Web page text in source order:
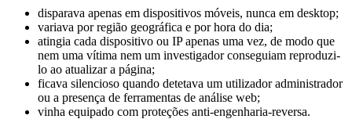
disparava apenas em dispositivos móveis, nunca em desktop;
variava porregião geográfica e porhora do dia;
atingia cada dispositivo ou IPapenas uma vez, de modo que
nem uma vítima nem um investigador conseguiam reproduzi-
lo ao atualizar a página;
ficava silencioso quando detetava um utilizador administrador
ou a presença de ferramentas de análise web;
vinha equipado com proteções anti-engenharia-reversa.